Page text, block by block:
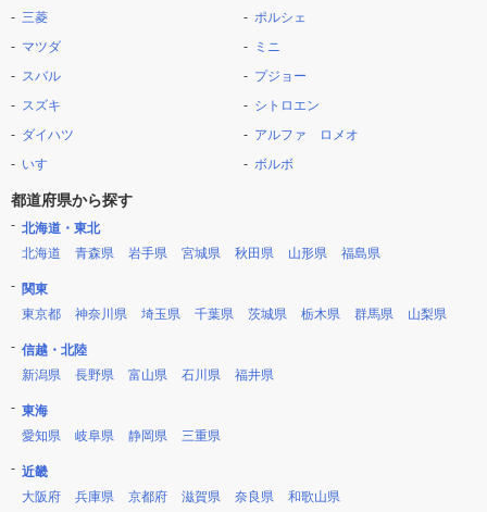
三菱
マツダ
スバル
スズキ
ダイハツ
いすゞ
ポルシェ
ミニ
プジョー
シトロエン
アルファ ロメオ
ボルボ
都道府県から探す
北海道・東北
北海道
青森県 岩手県 宮城県 秋田県 山形県 福島県
関東
東京都
神奈川県 埼玉県 千葉県 茨城県 栃木県 群馬県 山梨県
信越・北陸
新潟県
長野県 富山県 石川県 福井県
東海
愛知県
岐阜県 静岡県 三重県
近畿
大阪府
兵庫県 京都府 滋賀県 奈良県 和歌山県